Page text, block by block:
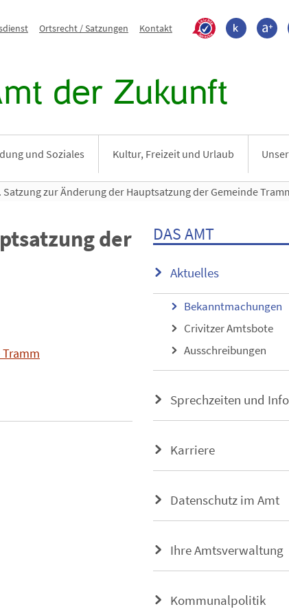
Ortsrecht / Satzungen Kontakt Kontrast
der Zukunft
und Soziales Kultur, Freizeit und Urlaub
Satzung zur Änderung der Hauptsatzung der Gemeinde
der
DAS AMT
Aktuelles
Bekanntmachungen
Crivitzer Amtsbote
Ausschreibungen
Sprechzeiten und Info
Karriere
Datenschutz im Amt
Ihre Amtsverwaltung
Kommunalpolitik